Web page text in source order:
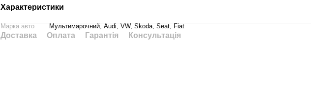
Характеристики
Марка авто Мультимарочний, Audi, VW, Skoda, Seat, Fiat
Доставка Оплата Гарантія Консультація